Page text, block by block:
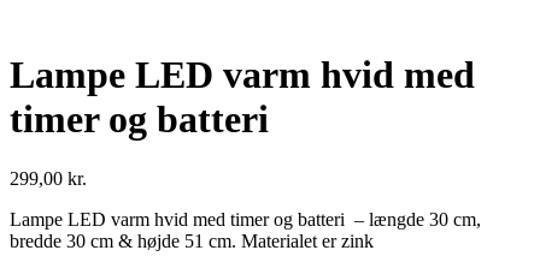
Lampe LED varm hvid med
timer og batteri
299,00 kr.
Lampe LED varm hvid med timer og batteri – længde 30 cm,
bredde 30 cm & højde 51 cm. Materialet er zink